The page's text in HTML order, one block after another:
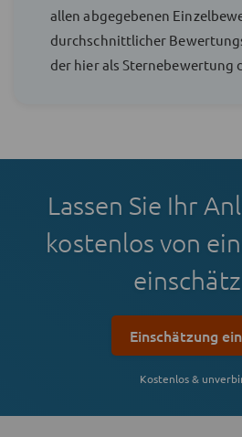
allen abgegebenen
durchschnittlicher
der hier als Sternebewertung
Lassen Sie Ihr
kostenlos von
Einschätzung
Kostenlos &